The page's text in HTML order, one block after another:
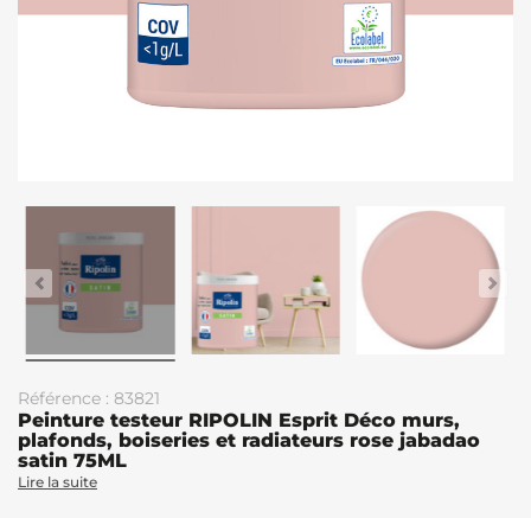
Référence : 83821
Peinture testeur RIPOLIN Esprit Déco murs,
plafonds, boiseries et radiateurs rose jabadao
satin 75ML
Lire la suite